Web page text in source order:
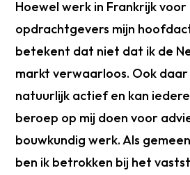
Hoewel werk in Frankrijk
opdrachtgevers mijn
betekent dat niet dat ik de
markt verwaarloos. Ook
natuurlijk actief en kan
beroep op mij doen voor
bouwkundig werk. Als
ben ik betrokken bij het